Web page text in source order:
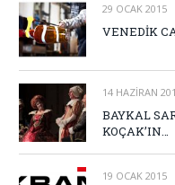
29 OCAK 2015
VENEDİK
14 HAZIRAN
BAYKAL
KOÇAK’IN…
19 OCAK 2015